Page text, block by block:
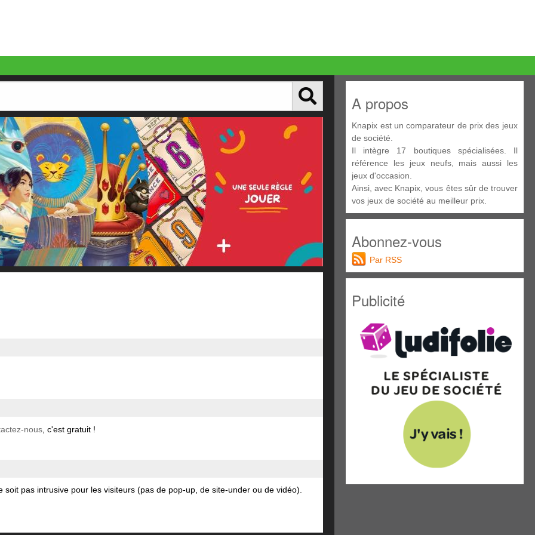
nous, c'est gratuit !
pas intrusive pour les visiteurs (pas de pop-up, de site-under ou de vidéo).
A propos
Knapix est un comparateur de prix des jeux
de société.
Il intègre 17 boutiques spécialisées. Il
référence les jeux neufs, mais aussi les
jeux d'occasion.
Ainsi, avec Knapix, vous êtes sûr de trouver
vos jeux de société au meilleur prix.
Abonnez-vous
Par RSS
Publicité